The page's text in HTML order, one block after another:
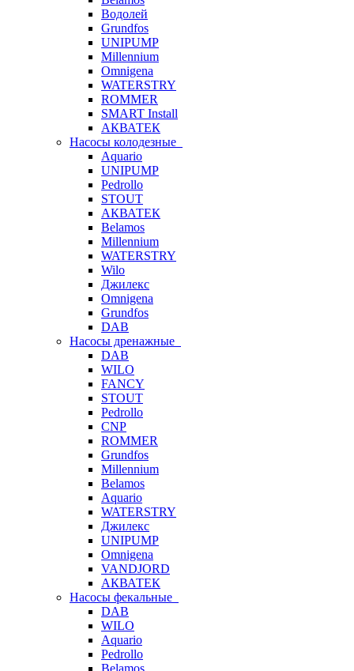
Водолей
Grundfos
UNIPUMP
Millennium
Omnigena
WATERSTRY
ROMMER
SMART Install
АКВАТЕК
Насосы колодезные
Aquario
UNIPUMP
Pedrollo
STOUT
АКВАТЕК
Belamos
Millennium
WATERSTRY
Wilo
Джилекс
Omnigena
Grundfos
DAB
Насосы дренажные
DAB
WILO
FANCY
STOUT
Pedrollo
CNP
ROMMER
Grundfos
Millennium
Belamos
Aquario
WATERSTRY
Джилекс
UNIPUMP
Omnigena
VANDJORD
АКВАТЕК
Насосы фекальные
DAB
WILO
Aquario
Pedrollo
Belamos